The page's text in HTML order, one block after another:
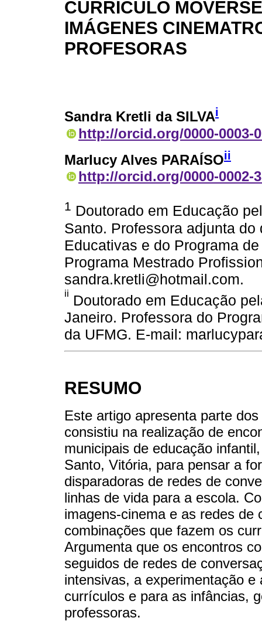
CURRÍCULO
IMÁGENES
PROFESORAS
Sandra Kretli da SILVAi
http://orcid.org/0000-0003-
Marlucy Alves PARAÍSOii
http://orcid.org/0000-0002-
1 Doutorado em Educação
Santo. Professora adjunta
Educativas e do Programa
Programa Mestrado
sandra.kretli@hotmail.com.
ii Doutorado em Educação
Janeiro. Professora do
da UFMG. E-mail:
RESUMO
Este artigo apresenta parte
consistiu na realização de
municipais de educação
Santo, Vitória, para pensar a
disparadoras de redes de
linhas de vida para a escola.
imagens-cinema e as redes de
combinações que fazem os
Argumenta que os encontros
seguidos de redes de
intensivas, a experimentação
currículos e para as infâncias,
professoras.